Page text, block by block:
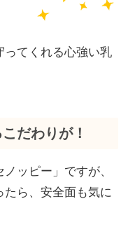
ってくれる心強い乳
だわりが！
ッピー」ですが、
ら、安全面も気に